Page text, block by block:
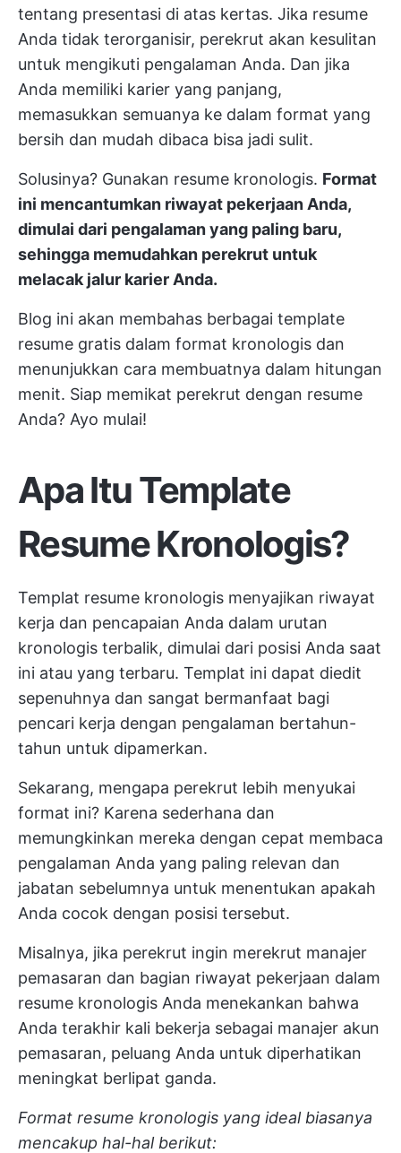
tentang presentasi di atas kertas. Jika resume
Anda tidak terorganisir, perekrut akan kesulitan
untuk mengikuti pengalaman Anda. Dan jika
Anda memiliki karier yang panjang,
memasukkan semuanya ke dalam format yang
bersih dan mudah dibaca bisa jadi sulit.
Solusinya? Gunakan resume kronologis. Format
ini mencantumkan riwayat pekerjaan Anda,
dimulai dari pengalaman yang paling baru,
sehingga memudahkan perekrut untuk
melacak jalur karier Anda.
Blog ini akan membahas berbagai template
resume gratis dalam format kronologis dan
menunjukkan cara membuatnya dalam hitungan
menit. Siap memikat perekrut dengan resume
Anda? Ayo mulai!
Apa Itu Template
Resume Kronologis?
Templat resume kronologis menyajikan riwayat
kerja dan pencapaian Anda dalam urutan
kronologis terbalik, dimulai dari posisi Anda saat
ini atau yang terbaru. Templat ini dapat diedit
sepenuhnya dan sangat bermanfaat bagi
pencari kerja dengan pengalaman bertahun-
tahun untuk dipamerkan.
Sekarang, mengapa perekrut lebih menyukai
format ini? Karena sederhana dan
memungkinkan mereka dengan cepat membaca
pengalaman Anda yang paling relevan dan
jabatan sebelumnya untuk menentukan apakah
Anda cocok dengan posisi tersebut.
Misalnya, jika perekrut ingin merekrut manajer
pemasaran dan bagian riwayat pekerjaan dalam
resume kronologis Anda menekankan bahwa
Anda terakhir kali bekerja sebagai manajer akun
pemasaran, peluang Anda untuk diperhatikan
meningkat berlipat ganda.
Format resume kronologis yang ideal biasanya
mencakup hal-hal berikut: